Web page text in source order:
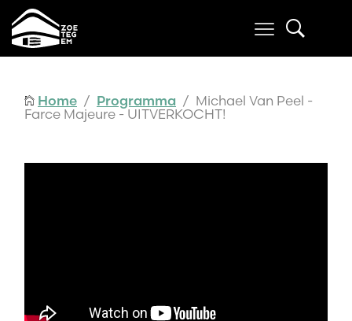
Home / Programma / Michael Van Peel -
Farce Majeure - UITVERKOCHT!